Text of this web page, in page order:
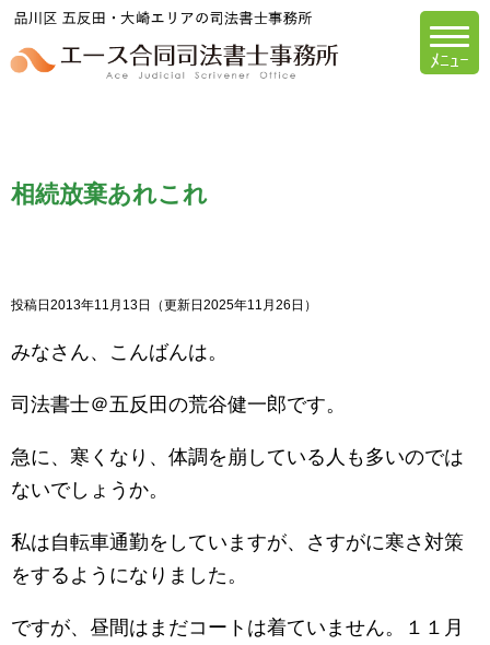
エース合同司法
相続放棄あれこれ
投稿日2013年11月13日 （更新日2025年11月26日）
みなさん、こんばんは。
司法書士＠五反田の荒谷健一郎です。
急に、寒くなり、体調を崩している人も多いのでは
ないでしょうか。
私は自転車通勤をしていますが、さすがに寒さ対策
をするようになりました。
ですが、昼間はまだコートは着ていません。１１月